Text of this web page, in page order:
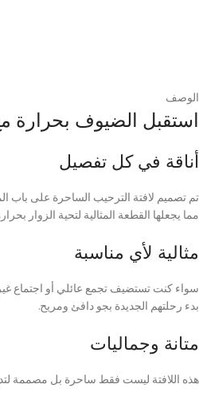
الوصف
استقبل الضيوف بحرارة
أناقة في كل تفصيل
تم تصميم لافتة الترحيب الساحرة على باب
مما يجعلها القطعة المثالية لتحية الزوار
مثالية لأي مناسبة
سواء كنت تستضيف تجمع عائلي أو اجتماع غير
بدء رحلتهم الجديدة بجو دافئ ومريح.
متانة وجماليات
هذه اللافتة ليست فقط ساحرة بل مصممة